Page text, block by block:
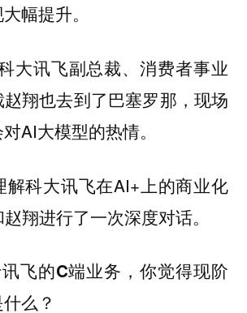
幅提升。
大讯飞副总裁、消费者事业
翔也去到了巴塞罗那，现场
AI大模型的热情。
解科大讯飞在AI+上的商业化
翔进行了一次深度对话。
飞的C端业务，你觉得现阶
么？